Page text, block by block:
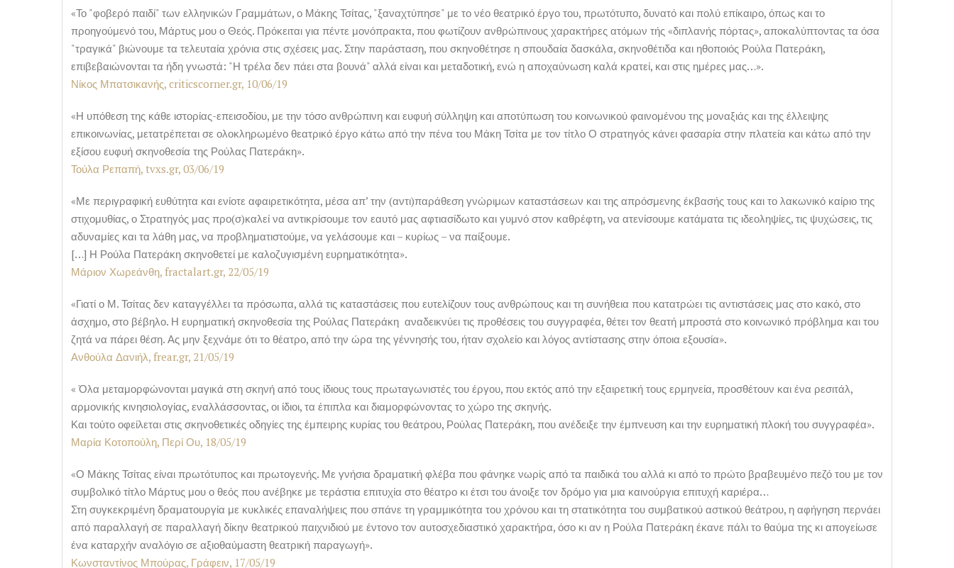
«Το "φοβερό παιδί" των ελληνικών Γραμμάτων, ο Μάκης Τσίτας, "ξαναχτύπησε" με το νέο θεατρικό έργο του, πρωτότυπο, δυνατό και πολύ επίκαιρο, όπως και το
προηγούμενό του, Μάρτυς μου ο Θεός. Πρόκειται για πέντε μονόπρακτα, που φωτίζουν ανθρώπινους χαρακτήρες ατόμων τής «διπλανής πόρτας», αποκαλύπτοντας τα όσα
"τραγικά" βιώνουμε τα τελευταία χρόνια στις σχέσεις μας. Στην παράσταση, που σκηνοθέτησε η σπουδαία δασκάλα, σκηνοθέτιδα και ηθοποιός Ρούλα Πατεράκη,
επιβεβαιώνονται τα ήδη γνωστά: "Η τρέλα δεν πάει στα βουνά" αλλά είναι και μεταδοτική, ενώ η αποχαύνωση καλά κρατεί, και στις ημέρες μας…».
Νίκος Μπατσικανής, criticscorner.gr, 10/06/19
«Η υπόθεση της κάθε ιστορίας-επεισοδίου, με την τόσο ανθρώπινη και ευφυή σύλληψη και αποτύπωση του κοινωνικού φαινομένου της μοναξιάς και της έλλειψης
επικοινωνίας, μετατρέπεται σε ολοκληρωμένο θεατρικό έργο κάτω από την πένα του Μάκη Τσίτα με τον τίτλο Ο στρατηγός κάνει φασαρία στην πλατεία και κάτω από την
εξίσου ευφυή σκηνοθεσία της Ρούλας Πατεράκη».
Τούλα Ρεπαπή, tvxs.gr, 03/06/19
«Με περιγραφική ευθύτητα και ενίοτε αφαιρετικότητα, μέσα απ’ την (αντι)παράθεση γνώριμων καταστάσεων και της απρόσμενης έκβασής τους και το λακωνικό καίριο της
στιχομυθίας, ο Στρατηγός μας προ(σ)καλεί να αντικρίσουμε τον εαυτό μας αφτιασίδωτο και γυμνό στον καθρέφτη, να ατενίσουμε κατάματα τις ιδεοληψίες, τις ψυχώσεις, τις
αδυναμίες και τα λάθη μας, να προβληματιστούμε, να γελάσουμε και – κυρίως – να παίξουμε.
[…] Η Ρούλα Πατεράκη σκηνοθετεί με καλοζυγισμένη ευρηματικότητα».
Μάριον Χωρεάνθη, fractalart.gr, 22/05/19
«Γιατί ο Μ. Τσίτας δεν καταγγέλλει τα πρόσωπα, αλλά τις καταστάσεις που ευτελίζουν τους ανθρώπους και τη συνήθεια που κατατρώει τις αντιστάσεις μας στο κακό, στο
άσχημο, στο βέβηλο. Η ευρηματική σκηνοθεσία της Ρούλας Πατεράκη αναδεικνύει τις προθέσεις του συγγραφέα, θέτει τον θεατή μπροστά στο κοινωνικό πρόβλημα και του
ζητά να πάρει θέση. Ας μην ξεχνάμε ότι το θέατρο, από την ώρα της γέννησής του, ήταν σχολείο και λόγος αντίστασης στην όποια εξουσία».
Ανθούλα Δανιήλ, frear.gr, 21/05/19
« Όλα μεταμορφώνονται μαγικά στη σκηνή από τους ίδιους τους πρωταγωνιστές του έργου, που εκτός από την εξαιρετική τους ερμηνεία, προσθέτουν και ένα ρεσιτάλ,
αρμονικής κινησιολογίας, εναλλάσσοντας, οι ίδιοι, τα έπιπλα και διαμορφώνοντας το χώρο της σκηνής.
Και τούτο οφείλεται στις σκηνοθετικές οδηγίες της έμπειρης κυρίας του θεάτρου, Ρούλας Πατεράκη, που ανέδειξε την έμπνευση και την ευρηματική πλοκή του συγγραφέα».
Μαρία Κοτοπούλη, Περί Ου, 18/05/19
«Ο Μάκης Τσίτας είναι πρωτότυπος και πρωτογενής. Με γνήσια δραματική φλέβα που φάνηκε νωρίς από τα παιδικά του αλλά κι από το πρώτο βραβευμένο πεζό του με τον
συμβολικό τίτλο Μάρτυς μου ο θεός που ανέβηκε με τεράστια επιτυχία στο θέατρο κι έτσι του άνοιξε τον δρόμο για μια καινούργια επιτυχή καριέρα…
Στη συγκεκριμένη δραματουργία με κυκλικές επαναλήψεις που σπάνε τη γραμμικότητα του χρόνου και τη στατικότητα του συμβατικού αστικού θεάτρου, η αφήγηση περνάει
από παραλλαγή σε παραλλαγή δίκην θεατρικού παιχνιδιού με έντονο τον αυτοσχεδιαστικό χαρακτήρα, όσο κι αν η Ρούλα Πατεράκη έκανε πάλι το θαύμα της κι απογείωσε
ένα καταρχήν αναλόγιο σε αξιοθαύμαστη θεατρική παραγωγή».
Κωνσταντίνος Μπούρας, Γράφειν, 17/05/19